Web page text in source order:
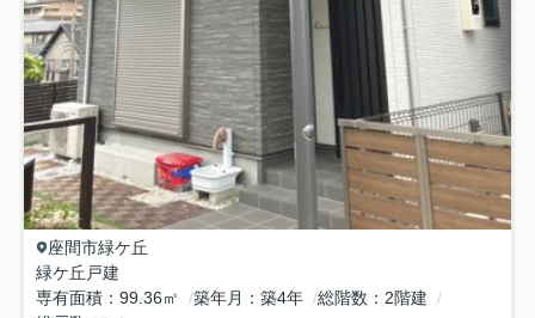
座間市緑ケ丘
緑ケ丘戸建
専有面積
99.36㎡ 築年月 築4年 総階数
2階建